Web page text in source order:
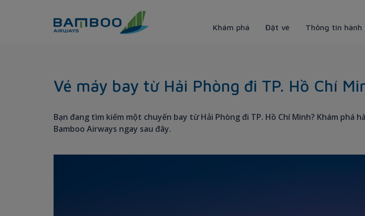
Khám phá Đặt vé Thông tin hành
Vé máy bay từ Hải Phòng đi TP. Hồ Chí
Bạn đang tìm kiếm một chuyến bay từ Hải Phòng đi TP. Hồ Chí Minh? Khám phá
Bamboo Airways ngay sau đây.